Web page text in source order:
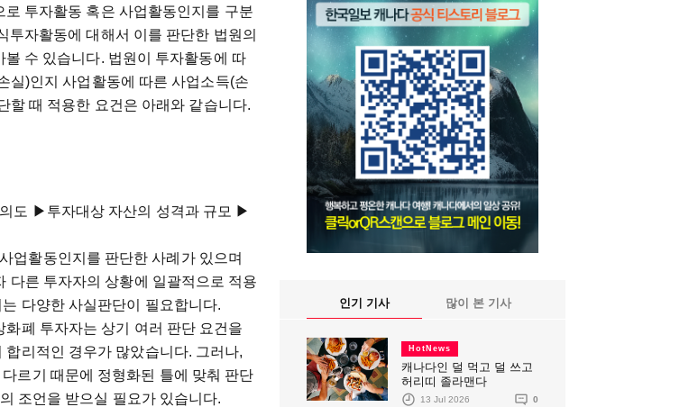
로 투자활동 혹은 사업활동인지를 구분
투자활동에 대해서 이를 판단한 법원의
볼 수 있습니다. 법원이 투자활동에 따
실)인지 사업활동에 따른 사업소득(손
할 때 적용한 요건은 아래와 같습니다.
도 ▶투자대상 자산의 성격과 규모 ▶
업활동인지를 판단한 사례가 있으며
다른 투자자의 상황에 일괄적으로 적용
다양한 사실판단이 필요합니다.
폐 투자자는 상기 여러 판단 요건을
리적인 경우가 많았습니다. 그러나,
르기 때문에 정형화된 틀에 맞춰 판단
조언을 받으실 필요가 있습니다.
인기 기사 많이 본 기사
HotNews
캐나다인 덜 먹고 덜 쓰고
허리띠 졸라맨다
13 Jul 2026 0